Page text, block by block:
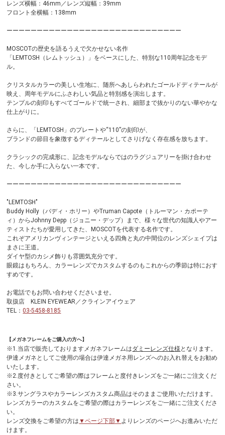
レンズ横幅：46mm／レンズ縦幅：39mm
フロント全横幅：138mm
ーーーーーーーーーーーーーーーーーーーーーーーーーーーーー
MOSCOTの歴史を語るうえで欠かせない名作
「LEMTOSH（レムトッシュ）」をベースにした、特別な110周年記念モデ
ル。
クリスタルカラーの美しい生地に、随所へあしらわれたゴールドディテールが
映え、周年モデルにふさわしい気品と特別感を演出します。
テンプルの刻印もすべてゴールドで統一され、細部まで抜かりのない華やかな
仕上がりに。
さらに、「LEMTOSH」のプレートや“110”の刻印が、
ブランドの節目を象徴するディテールとしてさりげなく存在感を放ちます。
クラシックの完成形に、記念モデルならではのラグジュアリーを掛け合わせ
た、今しか手に入らない一本です。
ーーーーーーーーーーーーーーーーーーーーーーーーーーーーー
"LEMTOSH"
Buddy Holly（バディ・ホリー）やTruman Capote（トルーマン・カポーテ
ィ）からJohnny Depp（ジョニー・デップ）まで、様々な世代の知識人やアー
ティストたちが愛用してきた、MOSCOTを代表する名作です。
これぞアメリカンヴィンテージといえる四角と丸の中間位のレンズシェイプは
まさに王道。
ダイヤ型のカシメ飾りも雰囲気充分です。
眼鏡はもちろん、カラーレンズでカスタムするのもこれからの季節は特におす
すめです。
お電話でもお問い合わせくださいませ。
取扱店 KLEIN EYEWEAR／クラインアイウェア
TEL：03-5458-8185
【メガネフレームをご購入の方へ】
※1.当店で販売しておりますメガネフレームはダミーレンズ仕様 となります。
伊達メガネとしてご使用の場合は伊達メガネ用レンズへのお入れ替えをお勧め
いたします。
※2.度付きとしてご希望の際はフレームと度付きレンズをご一緒にご注文くだ
さい。
※3.サングラスやカラーレンズカスタム商品はそのままご使用いただけます。
レンズカラーのカスタムをご希望の際はカラーレンズをご一緒にご注文くださ
い。
レンズ交換をご希望の方は ▼ページ下部▼ よりレンズのページへお進みいただ
けます。